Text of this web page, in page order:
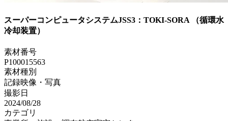
スーパーコンピュータシステムJSS3：TOKI-SORA （循環水
冷却装置）
素材番号
P100015563
素材種別
記録映像・写真
撮影日
2024/08/28
カテゴリ